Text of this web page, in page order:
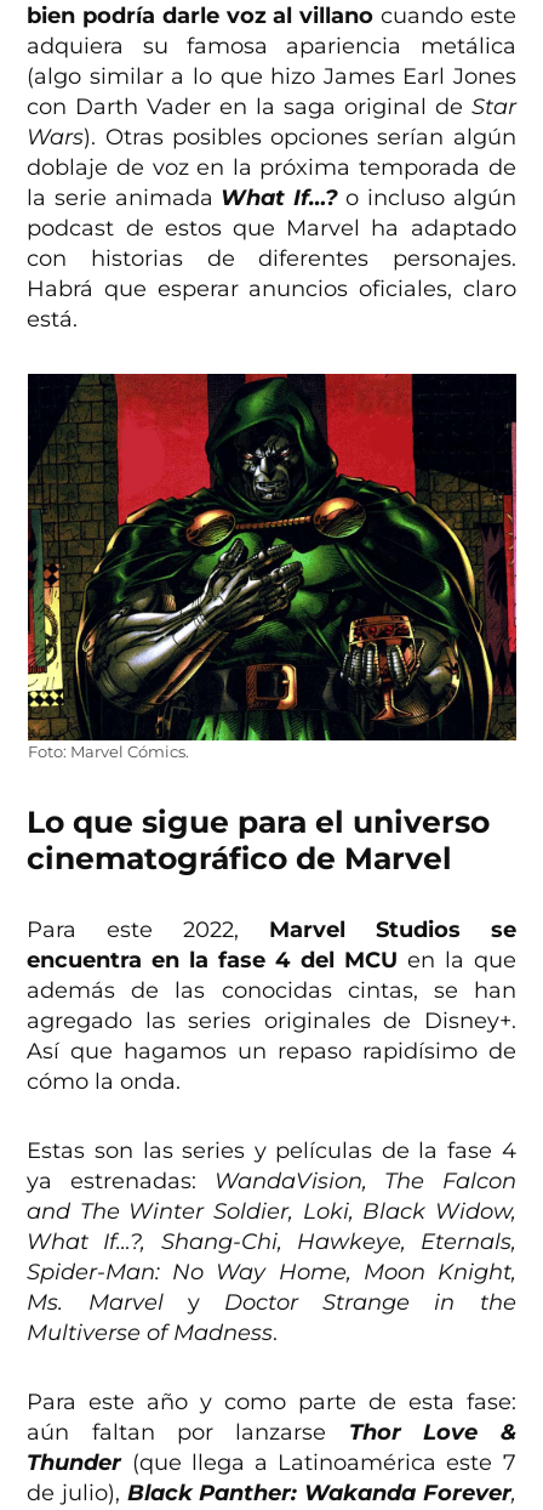
bien podría darle voz al villano cuando este
adquiera su famosa apariencia metálica
(algo similar a lo que hizo James Earl Jones
con Darth Vader en la saga original de Star
Wars). Otras posibles opciones serían algún
doblaje de voz en la próxima temporada de
la serie animada What If…?o incluso algún
podcast de estos que Marvel ha adaptado
con historias de diferentes personajes.
Habrá que esperar anuncios oficiales, claro
está.
Foto: Marvel Cómics.
Lo que sigue para el universo
cinematográfico de Marvel
Para este 2022, Marvel Studios se
encuentra en la fase 4 del MCU en la que
además de las conocidas cintas, se han
agregado las series originales de Disney+.
Así que hagamos un repaso rapidísimo de
cómo la onda.
Estas son las series y películas de la fase 4
ya estrenadas:
WandaVision, The Falcon
and The Winter Soldier, Loki, Black Widow,
What If…?, Shang-Chi, Hawkeye, Eternals,
Spider-Man: No Way Home, Moon Knight,
Ms. Marvely Doctor Strange in the
Multiverse of Madness.
Para este año y como parte de esta fase:
aún faltan por lanzarse Thor Love &
Thunder (que llega a Latinoamérica este 7
de julio), Black Panther: Wakanda Forever,